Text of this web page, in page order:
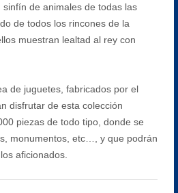
de animales de todas las
de todos los rincones de la
muestran lealtad al rey con
de juguetes, fabricados por el
disfrutar de esta colección
piezas de todo tipo, donde se
monumentos, etc…, y que podrán
aficionados.